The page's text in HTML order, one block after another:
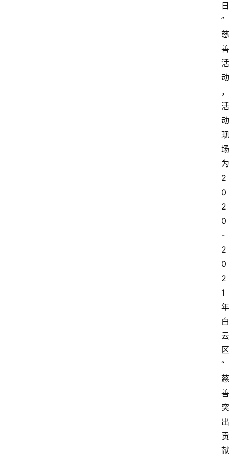
日
”
慈
善
活
动
，
活
动
现
场
为
2
0
2
0
-
2
0
2
1
年
白
云
区
“
慈
善
突
出
贡
献